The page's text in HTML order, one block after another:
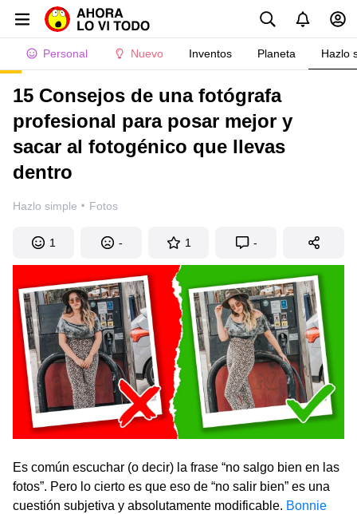
Personal Nuevo Inventos Planeta Hazlo
15 Consejos de una fotógrafa
profesional para posar mejor y
sacar al fotogénico que llevas
dentro
Hazlo simple · Fotos
1 - 1 -
Es común escuchar (o decir) la frase “no salgo bien en las
fotos”. Pero lo cierto es que eso de “no salir bien” es una
cuestión subjetiva y absolutamente modificable. Bonnie